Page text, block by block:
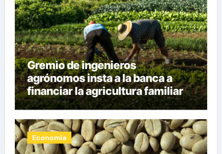
Gremio de ingenieros
agrónomos insta a la banca a
financiar la agricultura familiar
Economía